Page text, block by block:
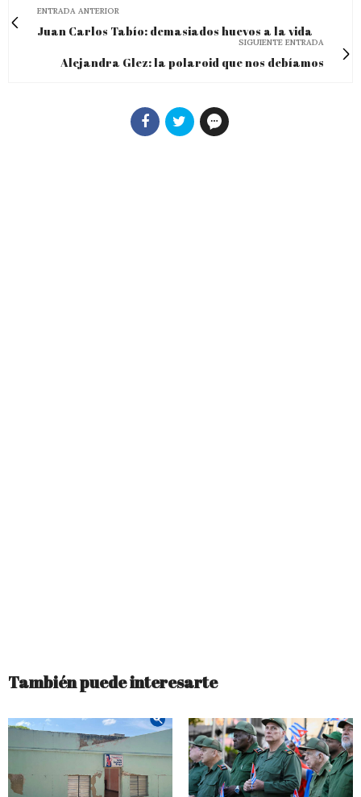
ENTRADA ANTERIOR
Juan Carlos Tabío: demasiados huevos a la vida
SIGUIENTE ENTRADA
Alejandra Glez: la polaroid que nos debíamos
También puede interesarte